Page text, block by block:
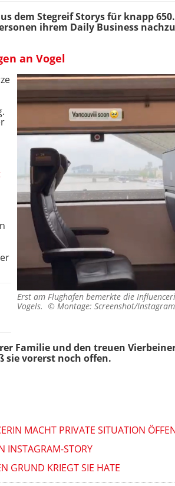
dem Stegreif Storys für knapp
ihrem Daily Business
an Vogel
Erst am Flughafen bemerkte die
Vogels. © Montage: Screenshot/
Familie und den treuen
sie vorerst noch offen.
MACHT PRIVATE SITUATION
INSTAGRAM-STORY
GRUND KRIEGT SIE HATE